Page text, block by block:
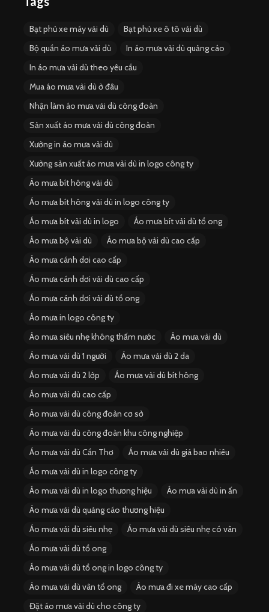
Bạt phủ xe máy vải dù
Bạt phủ xe ô tô vải dù
Bộ quần áo mưa vải dù
In áo mưa vải dù quảng cáo
In áo mưa vải dù theo yêu cầu
Mua áo mưa vải dù ở đâu
Nhận làm áo mưa vải dù công đoàn
Sản xuất áo mưa vải dù công đoàn
Xưởng in áo mưa vải dù
Xưởng sản xuất áo mưa vải dù in logo công ty
Áo mưa bít hông vải dù
Áo mưa bít hông vải dù in logo công ty
Áo mưa bít vải dù in logo
Áo mưa bít vải dù tổ ong
Áo mưa bộ vải dù
Áo mưa bộ vải dù cao cấp
Áo mưa cánh dơi cao cấp
Áo mưa cánh dơi vải dù cao cấp
Áo mưa cánh dơi vải dù tổ ong
Áo mưa in logo công ty
Áo mưa siêu nhẹ không thấm nước
Áo mưa vải dù
Áo mưa vải dù 1 người
Áo mưa vải dù 2 da
Áo mưa vải dù 2 lớp
Áo mưa vải dù bít hông
Áo mưa vải dù cao cấp
Áo mưa vải dù công đoàn cơ sở
Áo mưa vải dù công đoàn khu công nghiệp
Áo mưa vải dù Cần Thơ
Áo mưa vải dù giá bao nhiêu
Áo mưa vải dù in logo công ty
Áo mưa vải dù in logo thương hiệu
Áo mưa vải dù in ấn
Áo mưa vải dù quảng cáo thương hiệu
Áo mưa vải dù siêu nhẹ
Áo mưa vải dù siêu nhẹ có vân
Áo mưa vải dù tổ ong
Áo mưa vải dù tổ ong in logo công ty
Áo mưa vải dù vân tổ ong
Áo mưa đi xe máy cao cấp
Đặt áo mưa vải dù cho công ty